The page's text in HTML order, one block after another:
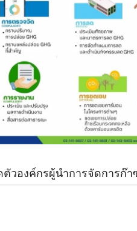
วองค์กรผู้นำการจัดการก๊า